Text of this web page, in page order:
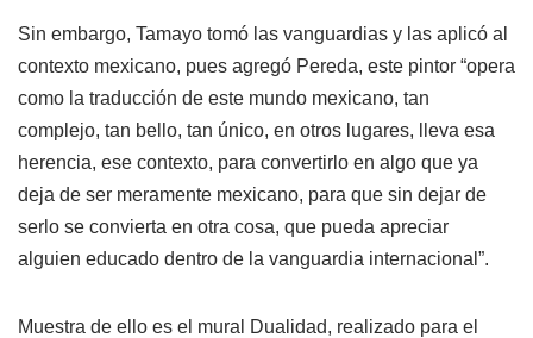
Sin embargo, Tamayo tomó las vanguardias y las aplicó al
contexto mexicano, pues agregó Pereda, este pintor “opera
como la traducción de este mundo mexicano, tan
complejo, tan bello, tan único, en otros lugares, lleva esa
herencia, ese contexto, para convertirlo en algo que ya
deja de ser meramente mexicano, para que sin dejar de
serlo se convierta en otra cosa, que pueda apreciar
alguien educado dentro de la vanguardia internacional”.
Muestra de ello es el mural Dualidad, realizado para el